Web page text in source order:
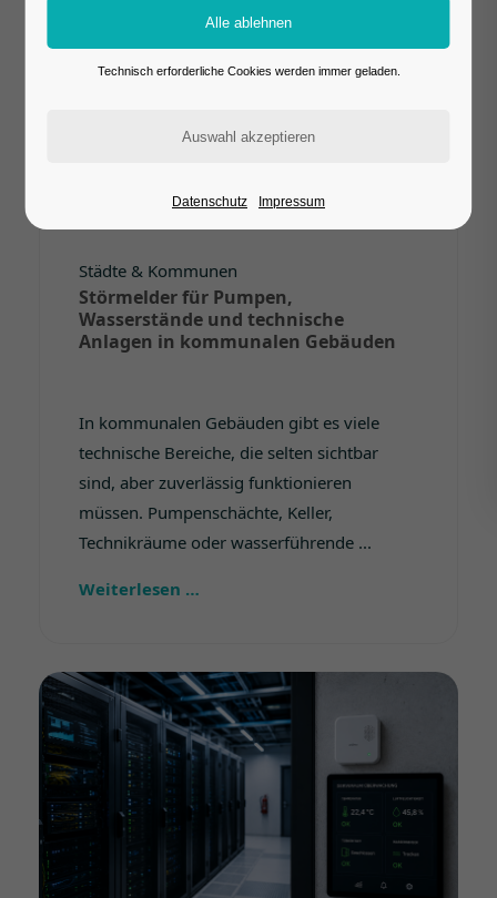
Städte & Kommunen
Störmelder für Pumpen,
Wasserstände und technische
Anlagen in kommunalen Gebäuden
In kommunalen Gebäuden gibt es viele
technische Bereiche, die selten sichtbar
sind, aber zuverlässig funktionieren
müssen. Pumpenschächte, Keller,
Technikräume oder wasserführende ...
Weiterlesen …
Technisch erforderliche Cookies werden immer geladen.
Datenschutz Impressum